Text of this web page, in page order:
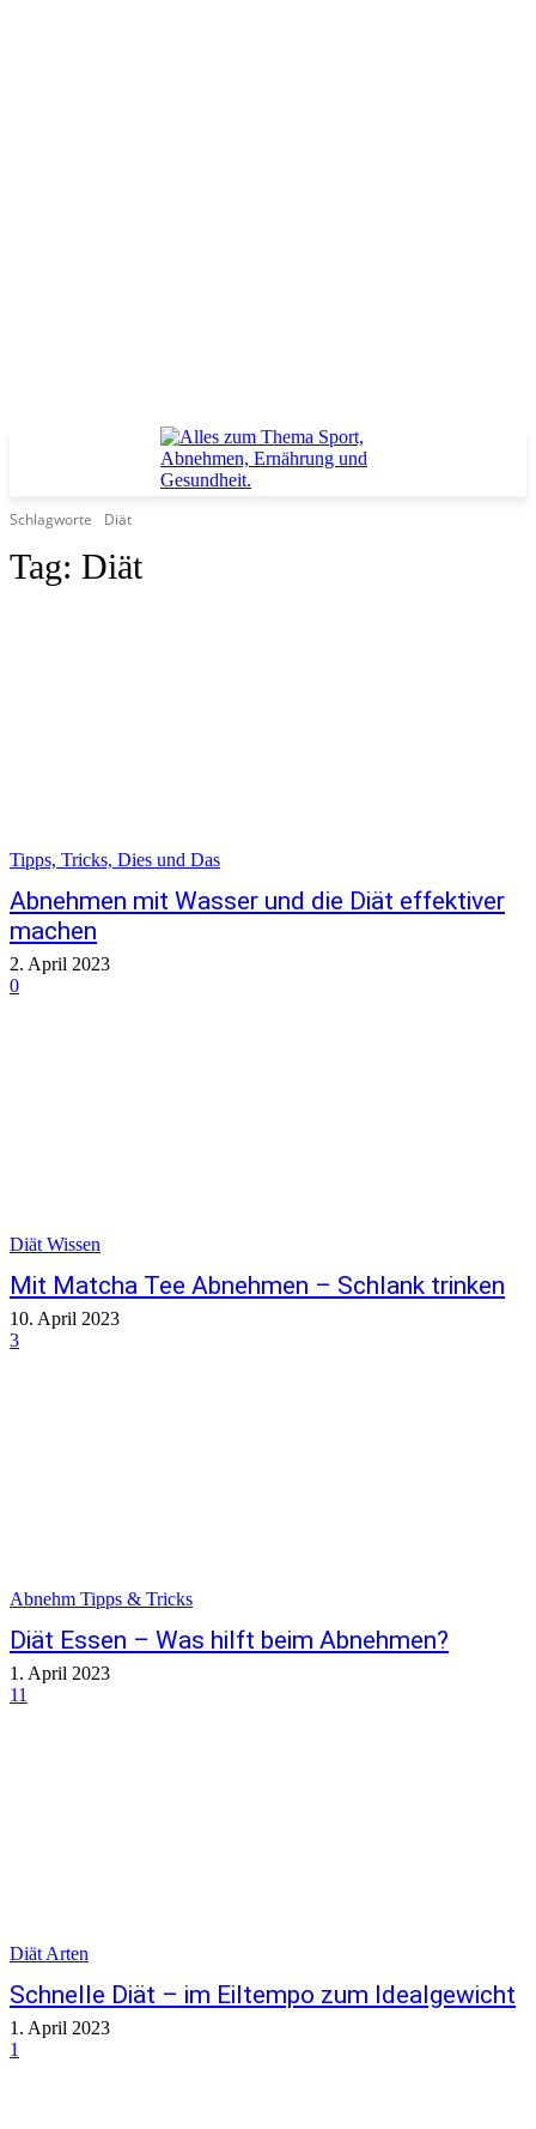
Schlagworte Diät
Tag: Diät
Tipps, Tricks, Dies und Das
Abnehmen mit Wasser und die Diät effektiver
machen
2. April 2023
0
Diät Wissen
Mit Matcha Tee Abnehmen – Schlank trinken
10. April 2023
3
Abnehm Tipps & Tricks
Diät Essen – Was hilft beim Abnehmen?
1. April 2023
11
Diät Arten
Schnelle Diät – im Eiltempo zum Idealgewicht
1. April 2023
1